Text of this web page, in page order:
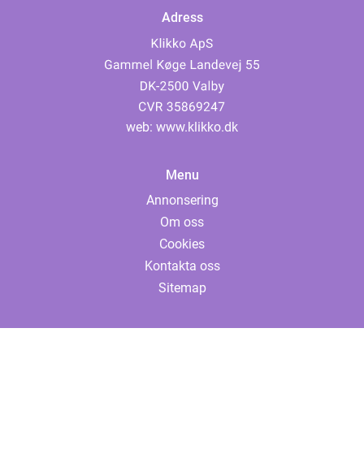
Adress
web: www.klikko.dk
Menu
Annonsering
Om oss
Cookies
Kontakta oss
Sitemap